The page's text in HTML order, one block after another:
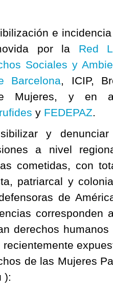
e
por la Red
Sociales y
Barcelona, ICIP,
de Mujeres, y en
y FEDEPAZ.
y
a nivel
cometidas, con
patriarcal y
de
corresponden
derechos
de las Mujeres
):